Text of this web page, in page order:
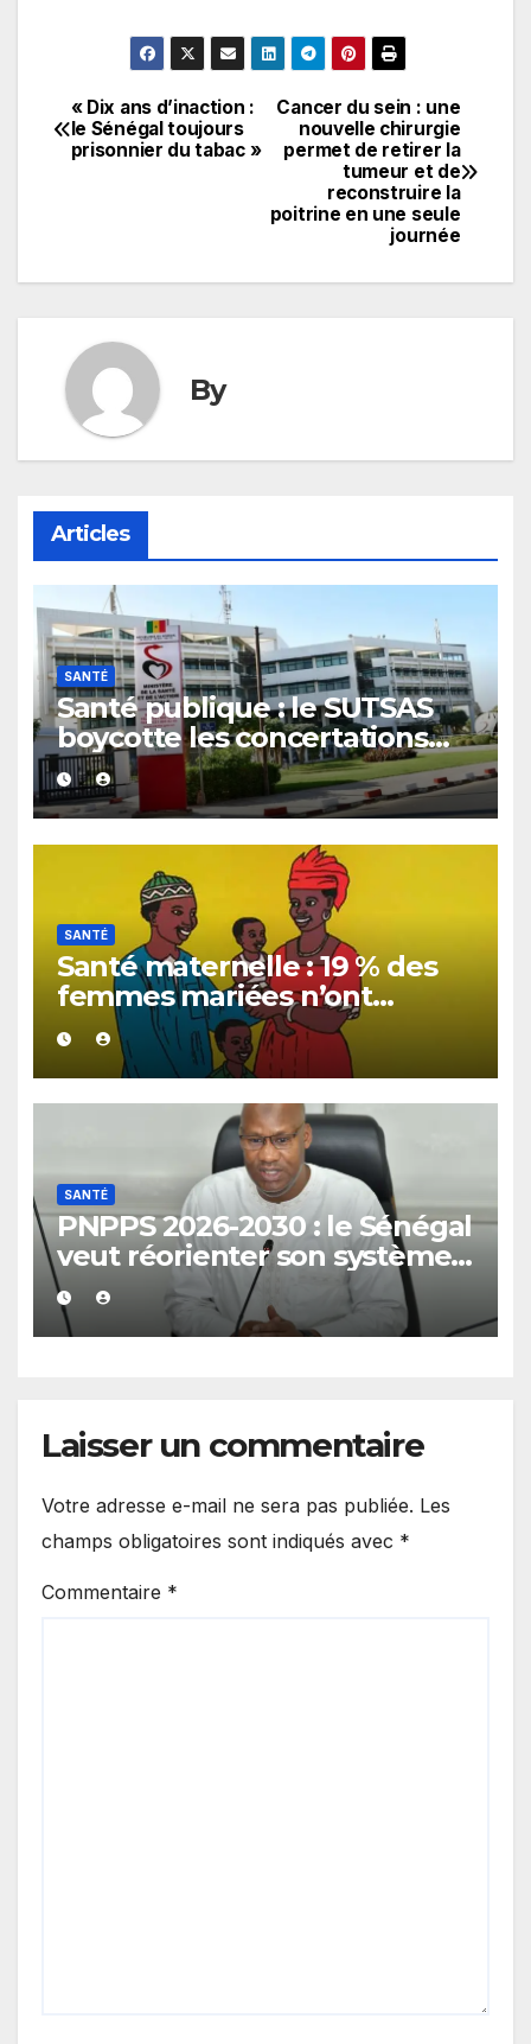
Navigation
de
Cancer du sein : une
nouvelle chirurgie
permet de retirer la
tumeur et de
reconstruire la
poitrine en une seule
journée
« Dix ans d’inaction :
le Sénégal toujours
prisonnier du tabac »
By
Articles
SANTÉ
Santé publique : le SUTSAS
boycotte les concertations
stratégiques du ministère
SANTÉ
Santé maternelle : 19 % des
femmes mariées n’ont
toujours pas accès à une
planification familiale
adaptée
SANTÉ
PNPPS 2026-2030 : le Sénégal
veut réorienter son système
de santé du curatif vers la
prévention
Laisser un commentaire
Votre adresse e-mail ne sera pas publiée. Les
champs obligatoires sont indiqués avec *
Commentaire *